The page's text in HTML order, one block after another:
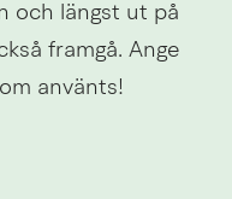
och längst ut på
framgå. Ange
använts!